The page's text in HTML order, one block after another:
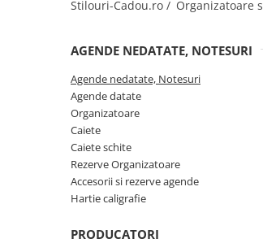
Montblanc
Montegrappa
Monteverde USA
Ultima ocazie
Seturi Neo Slim
Seturi Essentio
Seturi Grip 2010 & 2011
Seturi Pelikan
Seturi Pelikan Souveran
Seturi Pelikan Classic
Seturi Pelikan Jazz
Seturi Lamy
Seturi Sailor
Accesorii pentru Artisti
Creioane Tehnice
Radiere Arta si Grafica
Hartie Creativ
Mecanism Creion Mecanic
Stilouri-Cadou.ro / Organizatoare
AGENDE NEDATATE, NOTESURI
Agende nedatate, Notesuri
Agende datate
Organizatoare
Caiete
Caiete schite
Rezerve Organizatoare
Accesorii si rezerve agende
Hartie caligrafie
PRODUCATORI